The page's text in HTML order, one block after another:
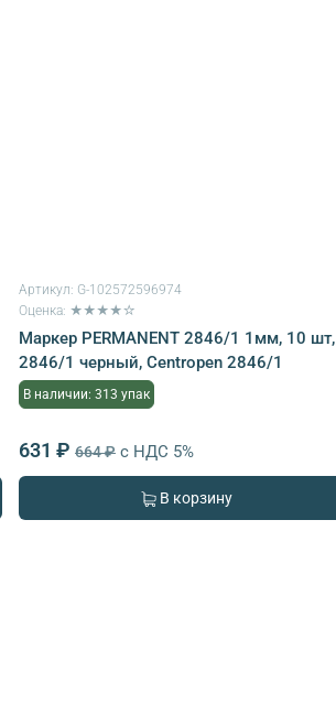
Артикул: G-102572596974
Оценка: ★★★★☆
Маркер PERMANENT 2846/1 1мм, 10 шт,
2846/1 черный, Centropen 2846/1
В наличии: 313 упак
631 ₽ 664 ₽ с НДС 5%
В корзину